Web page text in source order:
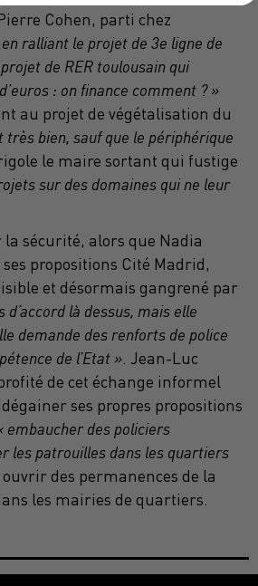
Cohen, parti chez
en ralliant le projet de 3e ligne de
de RER toulousain qui
: on finance comment ? »
au projet de végétalisation du
très bien, sauf que le périphérique
le maire sortant qui fustige
sur des domaines qui ne leur
sécurité, alors que Nadia
propositions Cité Madrid,
et désormais gangrené par
d’accord là dessus, mais elle
demande des renforts de police
de l’Etat » . Jean-Luc
de cet échange informel
ses propres propositions
embaucher des policiers
les patrouilles dans les quartiers
ouvrir des permanences de la
les mairies de quartiers.